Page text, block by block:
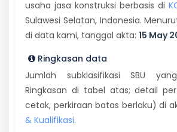
usaha jasa konstruksi berbasis di
Sulawesi Selatan, Indonesia.
di data kami, tanggal akta: 15 May
Ringkasan data
Jumlah subklasifikasi SBU
Ringkasan di tabel atas; detail
cetak, perkiraan batas berlaku) di
& Kualifikasi.